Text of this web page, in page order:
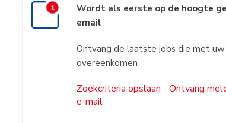
Wordt als eerste op de hoogte
email
Ontvang de laatste jobs die met
overeenkomen
Zoekcriteria opslaan - Ontvang
e-mail